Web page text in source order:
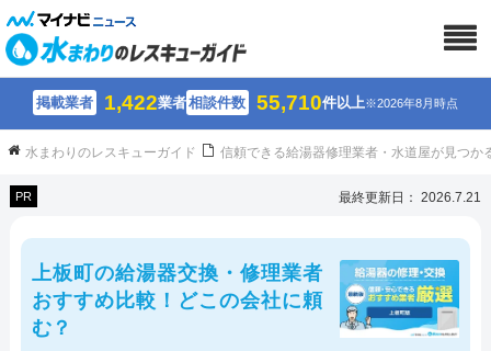
掲載業者 1,422業者相談件数 55,710件以上※2026年8月時点
水まわりのレスキューガイド 信頼できる給湯器修理業者・水道屋が見つか
PR 最終更新日： 2026.7.21
上板町の給湯器交換・修理業者
おすすめ比較！どこの会社に頼
む？